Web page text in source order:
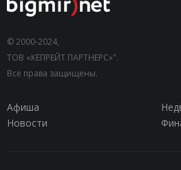
© 2000-2024,
ТОВ «КЕПРЕЙТ ПАРТНЕРС»".
Все права защищены.
Афиша
Новости